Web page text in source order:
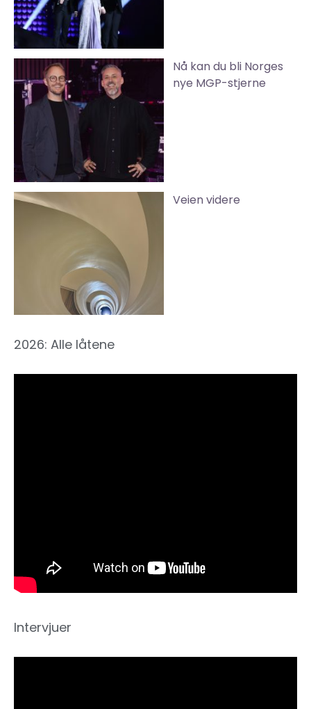
Nå kan du bli Norges
nye MGP-stjerne
Veien videre
2026: Alle låtene
Intervjuer